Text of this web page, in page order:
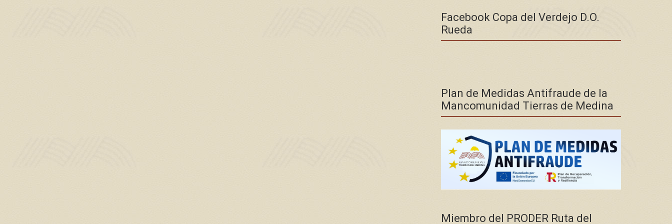
Facebook Copa del Verdejo D.O.
Rueda
Plan de Medidas Antifraude de la
Mancomunidad Tierras de Medina
Miembro del PRODER Ruta del